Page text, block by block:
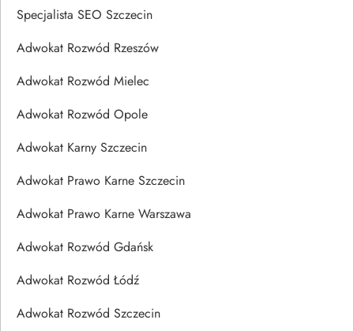
Specjalista SEO Szczecin
Adwokat Rozwód Rzeszów
Adwokat Rozwód Mielec
Adwokat Rozwód Opole
Adwokat Karny Szczecin
Adwokat Prawo Karne Szczecin
Adwokat Prawo Karne Warszawa
Adwokat Rozwód Gdańsk
Adwokat Rozwód Łódź
Adwokat Rozwód Szczecin